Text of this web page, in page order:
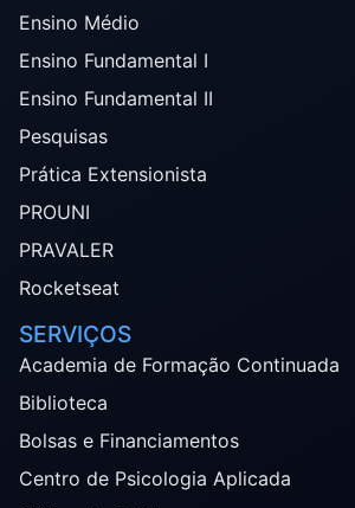
Ensino Médio
Ensino Fundamental I
Ensino Fundamental II
Pesquisas
Prática Extensionista
PROUNI
PRAVALER
Rocketseat
SERVIÇOS
Academia de Formação Continuada
Biblioteca
Bolsas e Financiamentos
Centro de Psicologia Aplicada